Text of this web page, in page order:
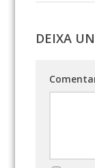
DEIXA